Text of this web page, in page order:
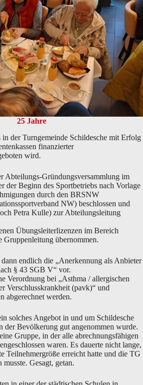
25 Jahre
in der Turngemeinde Schildesche mit Erfolg
finanzierter
wird.
Abteilungs-Gründungsversammlung im
der Beginn des Sportbetriebs nach Vorlage
durch den BRSNW
NW) beschlossen und
Petra Kulle) zur Abteilungsleitung
Übungsleiterlizenzen im Bereich
Gruppenleitung übernommen.
endlich die „Anerkennung als Anbieter
§ 43 SGB V“ vor.
Verordnung bei „Asthma / allergischen
Verschlusskrankheit (pavk)“ und
abgerechnet werden.
solches Angebot in und um Schildesche
der Bevölkerung gut angenommen wurde.
Gruppe, in der alle abrechnungsfähigen
waren. Es dauerte nicht lange,
Teilnehmergröße erreicht hatte und die TG
Gesagt, getan.